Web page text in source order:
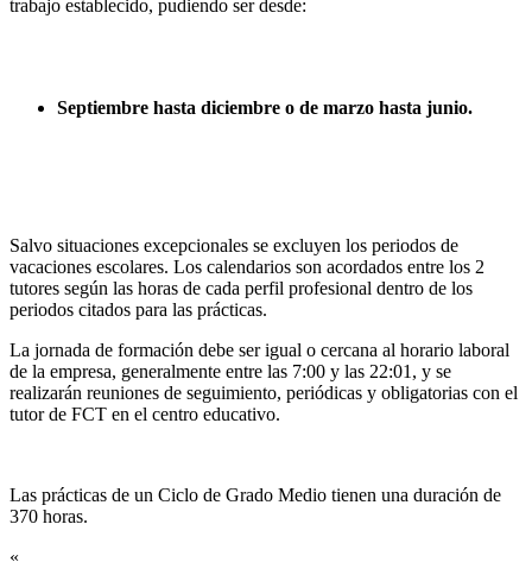
trabajo establecido, pudiendo ser desde:
Septiembre hasta diciembre o de marzo hasta junio.
Salvo situaciones excepcionales se excluyen los periodos de
vacaciones escolares. Los calendarios son acordados entre los 2
tutores según las horas de cada perfil profesional dentro de los
periodos citados para las prácticas.
La jornada de formación debe ser igual o cercana al horario laboral
de la empresa, generalmente entre las 7:00 y las 22:01, y se
realizarán reuniones de seguimiento, periódicas y obligatorias con el
tutor de FCT en el centro educativo.
Las prácticas de un Ciclo de Grado Medio tienen una duración de
370 horas.
«